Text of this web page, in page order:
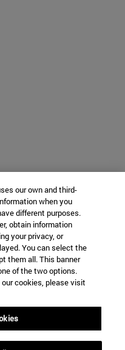
our own and third-
when you
different purposes.
obtain information
your privacy, or
You can select the
them all. This banner
of the two options.
cookies, please visit